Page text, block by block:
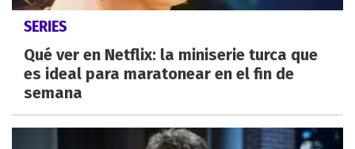
SERIES
Qué ver en Netflix: la miniserie turca que
es ideal para maratonear en el fin de
semana